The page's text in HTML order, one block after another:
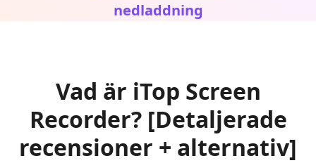
nedladdning
Vad är iTop Screen
Recorder? [Detaljerade
recensioner + alternativ]